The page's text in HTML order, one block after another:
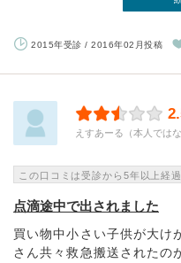
2015年受診 / 2016年02月投稿
えすあーる（本人では
この口コミは受診から5年以上経
点滴途中で出されました
買い物中小さい子供が大け
さん共々救急搬送されたの